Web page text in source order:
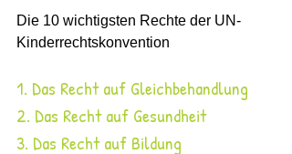
Die 10 wichtigsten Rechte der UN-
Kinderrechtskonvention
1. Das Recht auf Gleichbehandlung
2. Das Recht auf Gesundheit
3. Das Recht auf Bildung